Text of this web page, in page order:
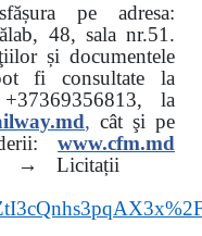
pe adresa:
48, sala nr.51.
și documentele
fi consultate la
la
, cât şi pe
www.cfm.md
→ Licitații